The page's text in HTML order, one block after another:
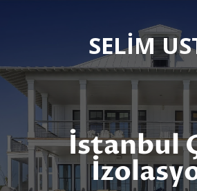
SELIM
İstanbul